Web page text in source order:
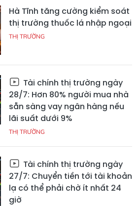
Hà Tĩnh tăng cường kiểm soát
thị trường thuốc lá nhập ngoại
THỊ TRƯỜNG
Tài chính thị trường ngày
28/7: Hơn 80% người mua nhà
sẵn sàng vay ngân hàng nếu
lãi suất dưới 9%
THỊ TRƯỜNG
Tài chính thị trường ngày
27/7: Chuyển tiền tới tài khoản
lạ có thể phải chờ ít nhất 24
giờ